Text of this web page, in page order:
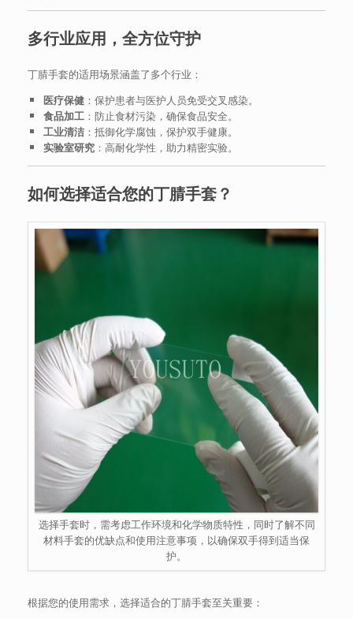
多行业应用，全方位守护
丁腈手套的适用场景涵盖了多个行业：
医疗保健：保护患者与医护人员免受交叉感染。
食品加工：防止食材污染，确保食品安全。
工业清洁：抵御化学腐蚀，保护双手健康。
实验室研究：高耐化学性，助力精密实验。
如何选择适合您的丁腈手套？
选择手套时，需考虑工作环境和化学物质特性，同时了解不同
材料手套的优缺点和使用注意事项，以确保双手得到适当保
护。
根据您的使用需求，选择适合的丁腈手套至关重要：